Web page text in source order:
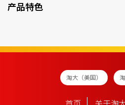
产品特色
淘大（美国）